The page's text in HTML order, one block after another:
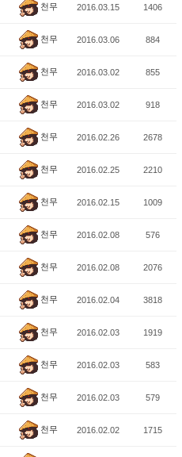
천무 2016.03.15 1406
천무 2016.03.06 884
천무 2016.03.02 855
천무 2016.03.02 918
천무 2016.02.26 2678
천무 2016.02.25 2210
천무 2016.02.15 1009
천무 2016.02.08 576
천무 2016.02.08 2076
천무 2016.02.04 3818
천무 2016.02.03 1919
천무 2016.02.03 583
천무 2016.02.03 579
천무 2016.02.02 1715